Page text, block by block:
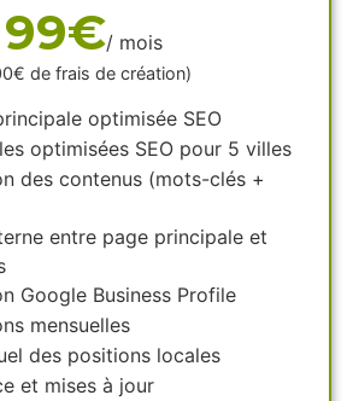
99€/ mois
de frais de création)
optimisée SEO
optimisées SEO pour 5 villes
des contenus (mots-clés +
entre page principale et
Google Business Profile
mensuelles
des positions locales
et mises à jour